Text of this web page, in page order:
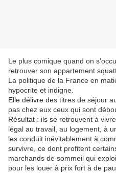
Le plus comique quand on
retrouver son appartement
La politique de la France en
hypocrite et indigne.
Elle délivre des titres de séjour
pas chez eux ceux qui sont
Résultat : ils se retrouvent à
légal au travail, au logement, à
les conduit inévitablement à
survivre, ce dont profitent
marchands de sommeil qui
pour les louer à prix fort à de